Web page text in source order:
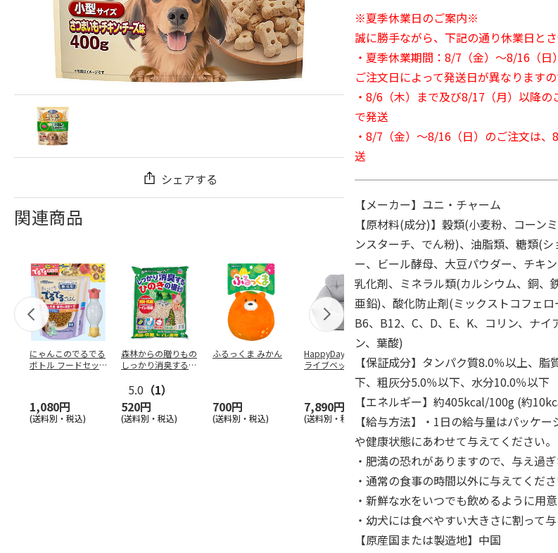
シェアする
関連商品
にゃんこのでるでる
ボトル フードセッ
1,080円
(送料別・税込)
森林からの贈りもの
しっかり消臭するひ
5.0 （1）
520円
(送料別・税込)
ふるっくま みかん
700円
(送料別・税込)
HappyDays 2wayド
ライブベッド グレ
7,890円
(送料別・税込)
獣医師開発 ニオイ
をとる砂専用 猫ト
イレ ナチュラルグ
レー
1,550円
(送料別・税込)
らない消臭・抗菌
ンド 4L
1,320円
(送料別・税込)
※夏季休業日のご案内※
誠に勝手ながら、下記の通り休業日とさ
・夏季休業期間：8/7（金）～8/16（日）
ご注文日によって発送日が異なりますの
・8/6（木）まで及び8/17（月）以降
で発送
・8/7（金）～8/16（日）のご注文は
送
【メーカー】ユニ・チャーム
【原材料(成分)】穀類(小麦粉、コーン
ンスターチ、でん粉)、油脂類、糖類(
ー、ビール酵母、大豆パウダー、チキ
乳化剤、ミネラル類(カルシウム、銅、
亜鉛)、酸化防止剤(ミックストコフェロ
B6、B12、C、D、E、K、コリン、ナ
ン、葉酸)
【保証成分】タンパク質8.0％以上、
下、粗灰分5.0％以下、水分10.0％以下
【エネルギー】約405kcal/100g (約
【給与方法】・1日の給与量はパッケ
や健康状態にあわせて与えてください。
・肥満の恐れがありますので、与え過
・通常の食事の時間以外に与えてくださ
・新鮮な水をいつでも飲めるように用意
・幼犬には食べやすい大きさに割って与
【原産国または製造地】中国